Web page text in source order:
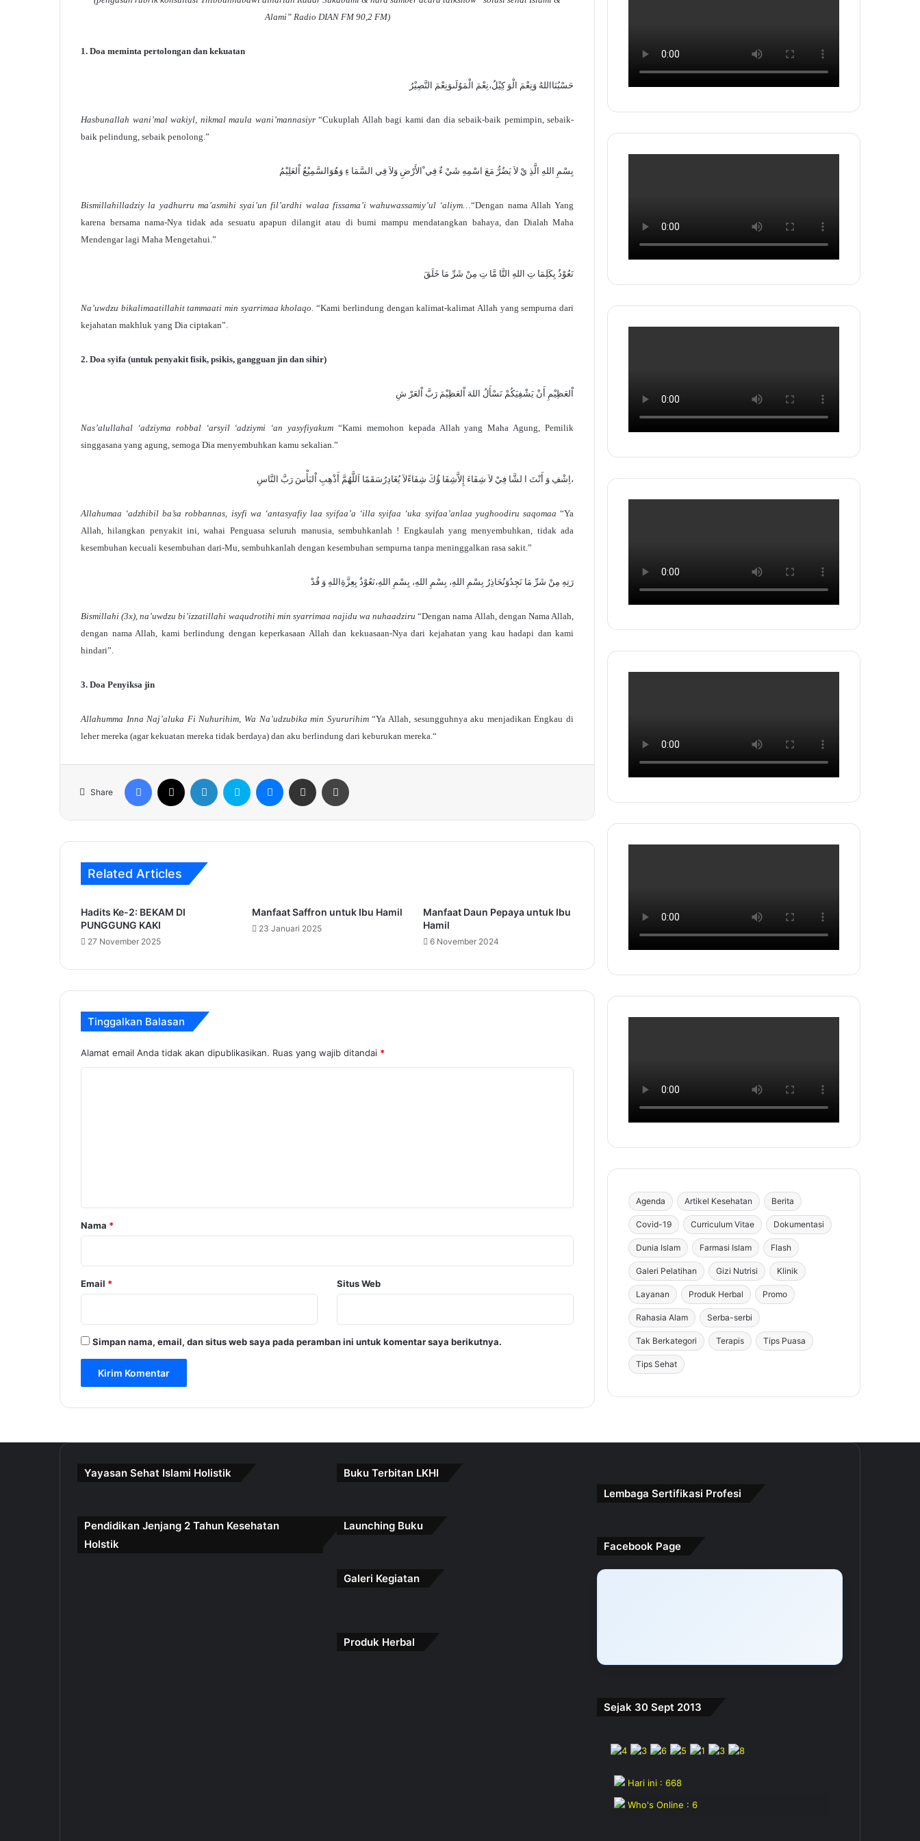
Alami” Radio DIAN FM 90,2 FM)
1. Doa meminta pertolongan dan kekuatan
حَسْبُنَااللهُ وَنِعْمَ الْوَ كِيْلُ،نِعْمَ الْمَوُلَىوَنِعْمَ النَّصِيْرُ
Hasbunallah wani’mal wakiyl, nikmal maula wani’mannasiyr“Cukuplah Allah bagi kami dan dia sebaik-baik pemimpin, sebaik-
baik pelindung, sebaik penolong.”
بِسْمِ اللهِ الَّذِ يْ لاَ يَضُرُّ مَعَ اسْمِهِ شَيْ ءٌ فِي ْالأَرْضِ وَلاَ فِي السَّمَا ءِ وَهُوَالسَّمِيْعُ اْلعَلِيْمُ
Bismillahilladziy la yadhurru ma’asmihi syai’un fil’ardhi walaa fissama’i wahuwassamiy’ul ‘aliym…“Dengan nama Allah Yang
karena bersama nama-Nya tidak ada sesuatu apapun dilangit atau di bumi mampu mendatangkan bahaya, dan Dialah Maha
Mendengar lagi Maha Mengetahui.”
نَعُوْذُ بِكَلِمَا تِ اللهِ التَّا مَّا تِ مِنْ شَرِّ مَا خَلَقَ
Na’uwdzu bikalimaatillahit tammaati min syarrimaa kholaqo. “Kami berlindung dengan kalimat-kalimat Allah yang sempurna dari
kejahatan makhluk yang Dia ciptakan”.
2. Doa syifa (untuk penyakit fisik, psikis, gangguan jin dan sihir)
اْلعَظِيْمِ أَنْ يَشْفِيَكُمْ نَسْأَلُ اللهَ اْلعَظِيْمَ رَبَّ اْلعَرْ شِ
Nas’alullahal ‘adziyma robbal ‘arsyil ‘adziymi ‘an yasyfiyakum “Kami memohon kepada Allah yang Maha Agung, Pemilik
singgasana yang agung, semoga Dia menyembuhkan kamu sekalian.”
اِشْفِ وَ أَنْتَ ا لشَّا فِيْ لاَ شِفَاءَ إِلاَّشِفَا ؤُكَ شِفَاءًلاَ يُغَادِرُسَقَمًا اَللَّهُمَّ أَذْهِبِ اْلبَأْسَ رَبَّ النَّاسِ،
Allahumaa ‘adzhibil ba’sa robbannas, isyfi wa ‘antasyafiy laa syifaa’a ‘illa syifaa ‘uka syifaa’anlaa yughoodiru saqomaa “Ya
Allah, hilangkan penyakit ini, wahai Penguasa seluruh manusia, sembuhkanlah ! Engkaulah yang menyembuhkan, tidak ada
kesembuhan kecuali kesembuhan dari-Mu, sembuhkanlah dengan kesembuhan sempurna tanpa meninggalkan rasa sakit.”
رَتِهِ مِنْ شَرِّ مَا نَجِدُوَنُحَاذِرُ بِسْمِ اللهِ، بِسْمِ اللهِ، بِسْمِ اللهِ،نَعُوْذُ بِعِزَّةِاللهِ وَ قُدْ
Bismillahi (3x), na’uwdzu bi’izzatillahi waqudrotihi min syarrimaa najidu wa nuhaadziru “Dengan nama Allah, dengan Nama Allah,
dengan nama Allah, kami berlindung dengan keperkasaan Allah dan kekuasaan-Nya dari kejahatan yang kau hadapi dan kami
hindari”.
3. Doa Penyiksa jin
Allahumma Inna Naj’aluka Fi Nuhurihim, Wa Na’udzubika min Syururihim“Ya Allah, sesungguhnya aku menjadikan Engkau di
leher mereka (agar kekuatan mereka tidak berdaya) dan aku berlindung dari keburukan mereka.“
Share
Facebook LinkedIn Skype Messenger
Share via Email
Related Articles
Hadits Ke-2: BEKAM DI
PUNGGUNG KAKI
27 November 2025
Manfaat Saffron untuk Ibu Hamil
23 Januari 2025
Manfaat Daun Pepaya untuk Ibu
Hamil
6 November 2024
Tinggalkan Balasan
Alamat email Anda tidak akan dipublikasikan. Ruas yang wajib ditandai *
rNama *
Email * Situs Web
Simpan nama, email, dan situs web saya pada peramban ini untuk komentar saya berikutnya.
Agenda Artikel Kesehatan Berita
Covid-19 Curriculum Vitae Dokumentasi
Dunia Islam Farmasi Islam Flash
Galeri Pelatihan Gizi Nutrisi Klinik
Layanan Produk Herbal Promo
Rahasia Alam Serba-serbi
Tak Berkategori Terapis Tips Puasa
Tips Sehat
Yayasan Sehat Islami Holistik
Pendidikan Jenjang 2 Tahun Kesehatan
Holstik
Buku Terbitan LKHI
Launching Buku
Galeri Kegiatan
Produk Herbal
Lembaga Sertifikasi Profesi
Facebook Page
Sejak 30 Sept 2013
Hari ini : 668
Who's Online : 6